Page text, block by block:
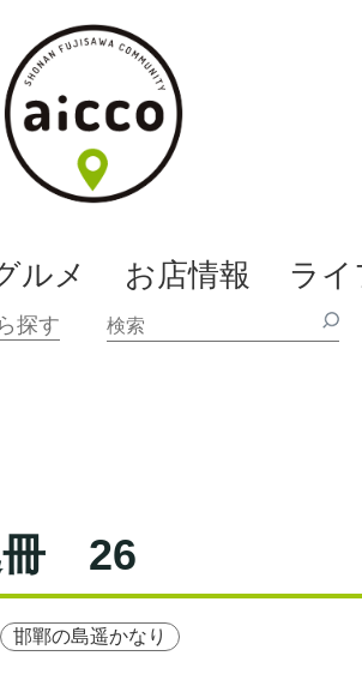
ルメ お店情報 ラ
冊 26
邯鄲の島遥かなり